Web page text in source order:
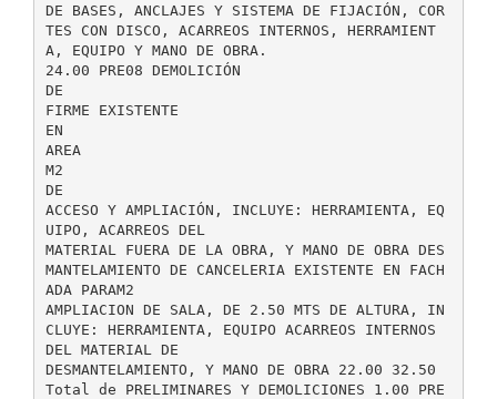
DE BASES, ANCLAJES Y SISTEMA DE FIJACIÓN, COR
TES CON DISCO, ACARREOS INTERNOS, HERRAMIENT
A, EQUIPO Y MANO DE OBRA.
24.00 PRE08 DEMOLICIÓN
DE
FIRME EXISTENTE
EN
AREA
M2
DE
ACCESO Y AMPLIACIÓN, INCLUYE: HERRAMIENTA, EQ
UIPO, ACARREOS DEL
MATERIAL FUERA DE LA OBRA, Y MANO DE OBRA DES
MANTELAMIENTO DE CANCELERIA EXISTENTE EN FACH
ADA PARAM2
AMPLIACION DE SALA, DE 2.50 MTS DE ALTURA, IN
CLUYE: HERRAMIENTA, EQUIPO ACARREOS INTERNOS
DEL MATERIAL DE
DESMANTELAMIENTO, Y MANO DE OBRA 22.00 32.50
Total de PRELIMINARES Y DEMOLICIONES 1.00 PRE